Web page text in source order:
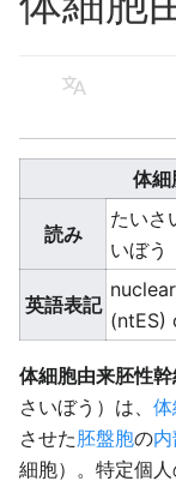
言語
体細
読み
たいさ
いぼう
英語表記
(ntES)
体細胞由来胚性
さいぼう）は、
させた胚盤胞の
細胞）。特定個